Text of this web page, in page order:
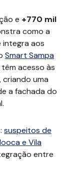
e +770 mil
como a
integra aos
Smart Sampa
acesso às
criando uma
a fachada do
suspeitos de
e Vila
entre